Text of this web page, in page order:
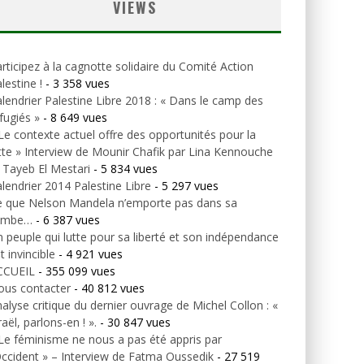
VIEWS
à la cagnotte solidaire du Comité Action
! - 3 358 vues
Palestine Libre 2018 : « Dans le camp des
» - 8 649 vues
contexte actuel offre des opportunités pour la
» Interview de Mounir Chafik par Lina Kennouche
El Mestari - 5 834 vues
2014 Palestine Libre - 5 297 vues
que Nelson Mandela n’emporte pas dans sa
- 6 387 vues
peuple qui lutte pour sa liberté et son indépendance
invincible - 4 921 vues
- 355 099 vues
contacter - 40 812 vues
critique du dernier ouvrage de Michel Collon : «
parlons-en ! ». - 30 847 vues
féminisme ne nous a pas été appris par
» – Interview de Fatma Oussedik - 27 519